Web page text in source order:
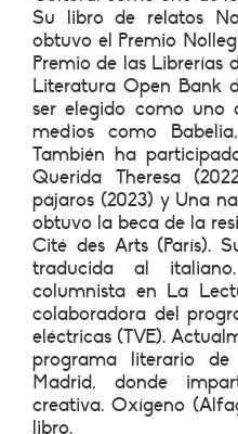
Su libro de relatos
obtuvo el Premio
Premio de las Librerías
Literatura Open Bank
ser elegido como uno
medios como
También ha
Querida Theresa
pájaros (2023) y Una
obtuvo la beca de la
Cité des Arts (París).
traducida al
columnista en La
colaboradora del
eléctricas (TVE).
programa literario
Madrid, donde
creativa. Oxígeno
libro.